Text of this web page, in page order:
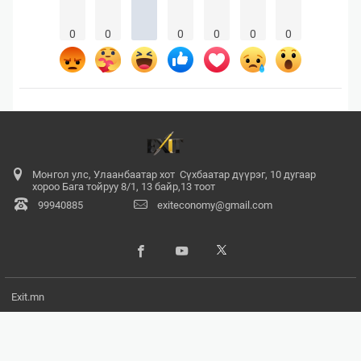
0 0 0 0 0 0
Монгол улс, Улаанбаатар хот Сүхбаатар дүүрэг, 10 дугаар
хороо Бага тойруу 8/1, 13 байр,13 тоот
99940885
exiteconomy@gmail.com
Exit.mn